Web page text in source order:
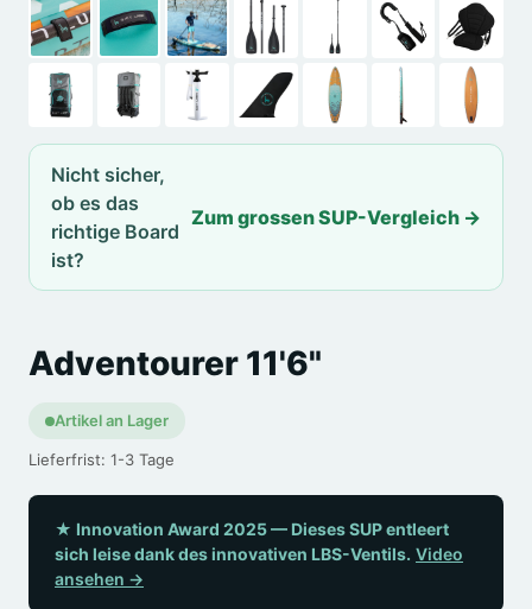
Nicht sicher,
ob es das
richtige Board
ist?
Zum grossen SUP-Vergleich →
Adventourer 11'6"
Artikel an Lager
Lieferfrist: 1-3 Tage
★ Innovation Award 2025 — Dieses SUP entleert
sich leise dank des innovativen LBS-Ventils. Video
ansehen →